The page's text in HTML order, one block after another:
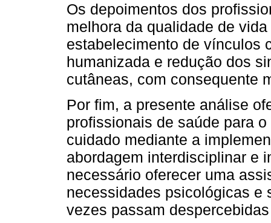
Os depoimentos dos
melhora da qualidade de
estabelecimento de vínculos
humanizada e redução dos
cutâneas, com consequente
Por fim, a presente análise
profissionais de saúde para
cuidado mediante a
abordagem interdisciplinar e
necessário oferecer uma
necessidades psicológicas e
vezes passam